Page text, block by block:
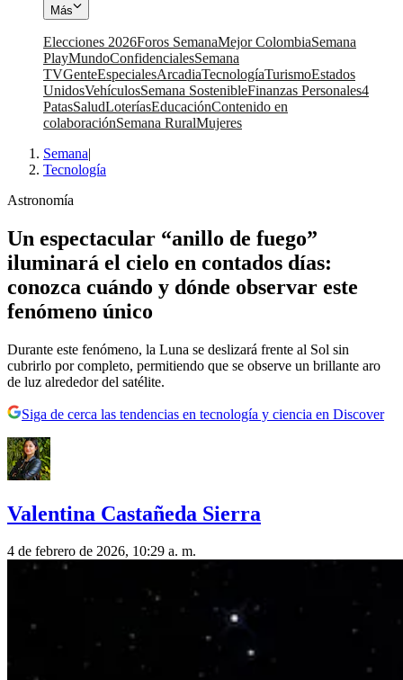
Más
Elecciones 2026Foros SemanaMejor ColombiaSemana
PlayMundoConfidencialesSemana
TVGenteEspecialesArcadiaTecnologíaTurismoEstados
UnidosVehículosSemana SostenibleFinanzas Personales4
PatasSaludLoteríasEducaciónContenido en
colaboraciónSemana RuralMujeres
Semana|
Tecnología
Astronomía
Un espectacular “anillo de fuego”
iluminará el cielo en contados días:
conozca cuándo y dónde observar este
fenómeno único
Durante este fenómeno, la Luna se deslizará frente al Sol sin
cubrirlo por completo, permitiendo que se observe un brillante aro
de luz alrededor del satélite.
Siga de cerca las tendencias en tecnología y ciencia en Discover
Valentina Castañeda Sierra
4 de febrero de 2026, 10:29 a. m.